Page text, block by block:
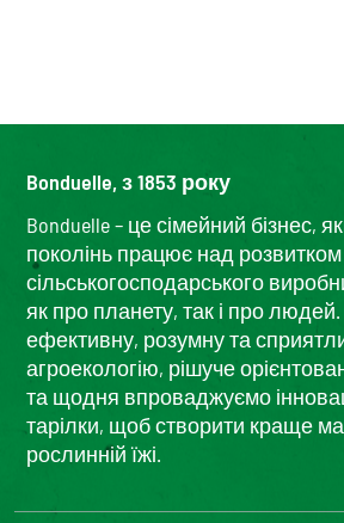
Bonduelle, з 1853 року
Bonduelle – це сімейний бізнес,
поколінь працює над розвитком
сільськогосподарського
як про планету, так і про
ефективну, розумну та
агроекологію, рішуче
та щодня впроваджуємо
тарілки, щоб створити краще
рослинній їжі.